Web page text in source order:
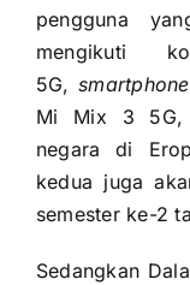
pengguna
mengikuti
5G,smartphone
Mi Mix 3 5G,
negara di
kedua juga
semester ke-2
Sedangkan